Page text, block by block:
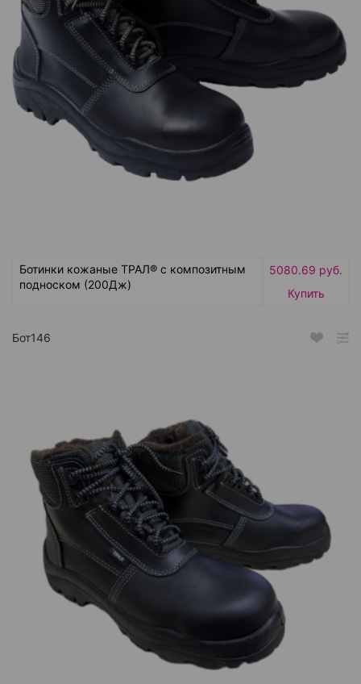
Ботинки кожаные ТРАЛ® с композитным
подноском (200Дж)
5080.69 руб.
Купить
Бот146